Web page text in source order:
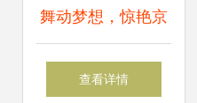
舞动梦想，惊艳京
城 大名丫丫舞蹈荣
查看详情